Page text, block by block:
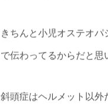
きちんと小児オステオ
で伝わってるからだと思
斜頭症はヘルメット以外